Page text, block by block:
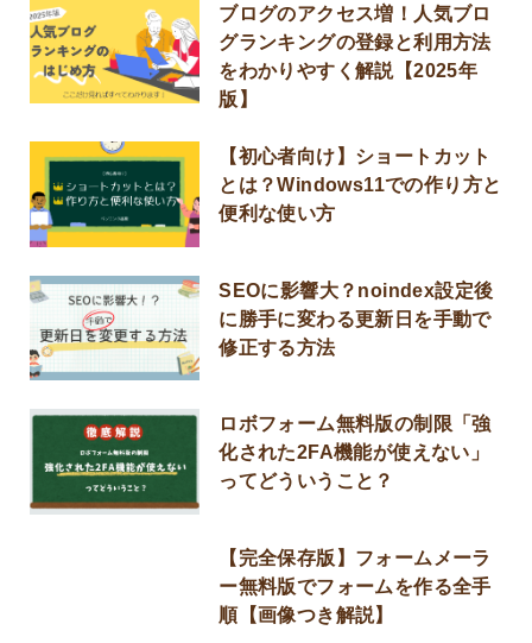
ブログのアクセス増！人気ブロ
グランキングの登録と利用方法
をわかりやすく解説【2025年
版】
【初心者向け】ショートカット
とは？Windows11での作り方と
便利な使い方
SEOに影響大？noindex設定後
に勝手に変わる更新日を手動で
修正する方法
ロボフォーム無料版の制限「強
化された2FA機能が使えない」
ってどういうこと？
【完全保存版】フォームメーラ
ー無料版でフォームを作る全手
順【画像つき解説】